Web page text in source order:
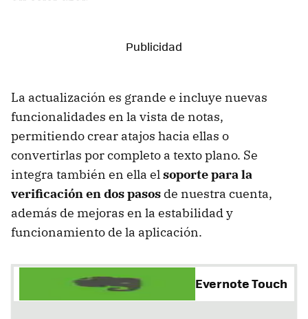
La actualización es grande e incluye nuevas
funcionalidades en la vista de notas,
permitiendo crear atajos hacia ellas o
convertirlas por completo a texto plano. Se
integra también en ella elsoporte para la
verificación en dos pasos de nuestra cuenta,
además de mejoras en la estabilidad y
funcionamiento de la aplicación.
Evernote Touch